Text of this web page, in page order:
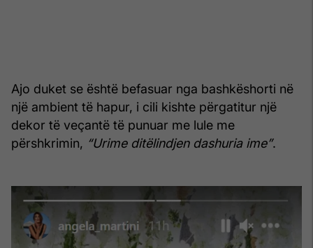
Ajo duket se është befasuar nga bashkëshorti në
një ambient të hapur, i cili kishte përgatitur një
dekor të veçantë të punuar me lule me
përshkrimin, “Urime ditëlindjen dashuria ime”.